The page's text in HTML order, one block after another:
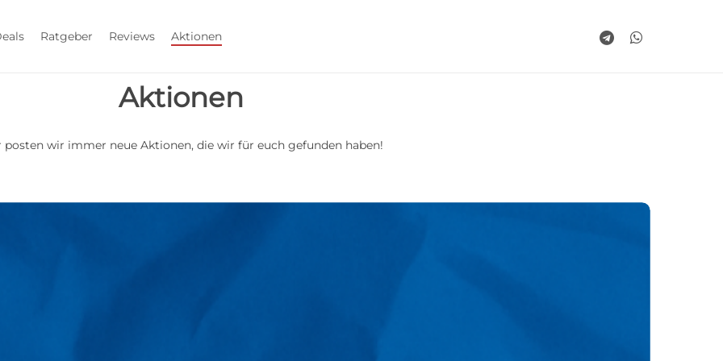
Ratgeber Reviews Aktionen telegramwhatsapp
Aktionen
posten wir immer neue Aktionen, die wir für euch gefunden haben!